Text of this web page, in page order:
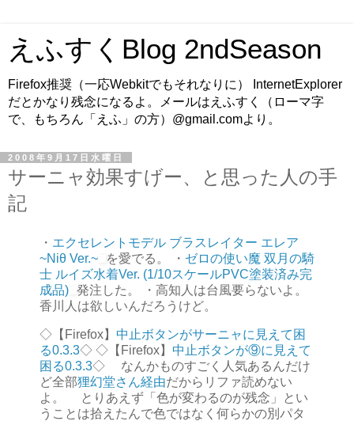
えふすくBlog 2ndSeason
Firefox推奨（一応Webkitでもそれなりに） InternetExplorer
だとかなり残念になるよ。メールはえふすく（ローマ字
で、もちろん「えふ」の方）@gmail.comより。
2008年9月17日水曜日
サーニャ効果すげー、と思った人の手
記
・ エクセレントモデル ブラスレイター エレア
~Niθ Ver.~
を愛でる。 ・ ゼロの使い魔 双月の騎
士 ルイズ水着Ver. (1/10スケールPVC塗装済み完
成品) 発注した。 ・高知人は台風要らないよ。
香川人は欲しいんだろうけど。
◇【Firefox】 中止ボタンがサーニャに見えて困
る0.3.3◇ ◇【Firefox】 中止ボタンが⑨に見えて
困る0.3.3◇ なんかものすごく人気あるんだけ
ど全部狸幻堂さん経由だからリファ読めない
よ。 とりあえず「色が変わるのが残念」とい
うことは拾えたんで色ではなく何らかの別パタ